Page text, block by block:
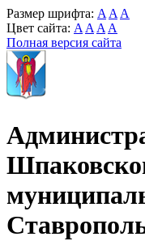
Размер шрифта: A A A
Цвет сайта: A A A A
Полная версия сайта